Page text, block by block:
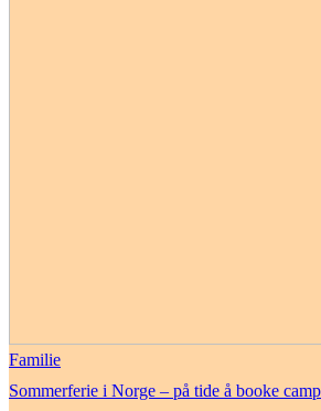
Familie
Sommerferie i Norge – på tide å booke